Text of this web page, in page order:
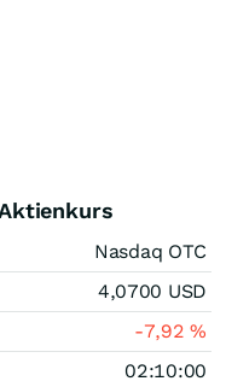
Nasdaq OTC
4,0700 USD
-7,92%
02:10:00